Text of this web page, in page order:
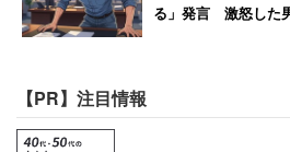
る」発言 激怒した
【PR】注目情報